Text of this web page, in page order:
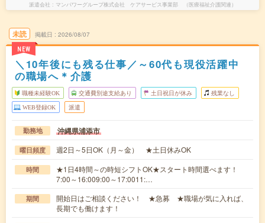
派遣会社 マンパワーグループ株式会社 ケアサービス事業部 （医療福祉介護関連）
未読
NEW
掲載日 2026/08/07
＼10年後にも残る仕事／～60代も現役活躍中
の職場へ＊介護
職種未経験OK 交通費別途支給あり 土日祝日が休み 残業なし
WEB登録OK 派遣
勤務地 沖縄県浦添市
曜日頻度 週2日～5日OK（月～金） ★土日休みOK
時間
★1日4時間～の時短シフトOK★スタート時間選べます！
7:00～16:009:00～17:0011:…
期間
開始日はご相談ください！ ★急募 ★職場が気に入れば、
長期でも働けます！